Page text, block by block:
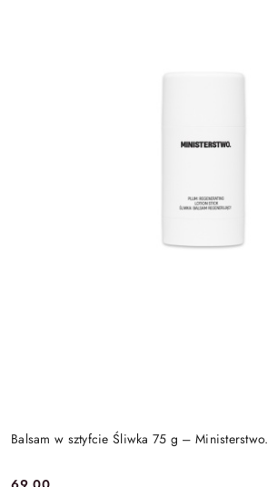
Balsam w sztyfcie Śliwka 75 g – Ministerstwo.